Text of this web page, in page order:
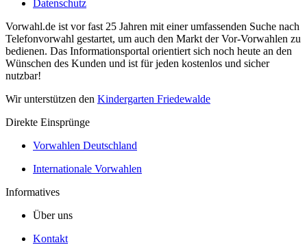
Datenschutz
Vorwahl.de ist vor fast 25 Jahren mit einer umfassenden Suche nach
Telefonvorwahl gestartet, um auch den Markt der Vor-Vorwahlen zu
bedienen. Das Informationsportal orientiert sich noch heute an den
Wünschen des Kunden und ist für jeden kostenlos und sicher
nutzbar!
Wir unterstützen den Kindergarten Friedewalde
Direkte Einsprünge
Vorwahlen Deutschland
Internationale Vorwahlen
Informatives
Über uns
Kontakt